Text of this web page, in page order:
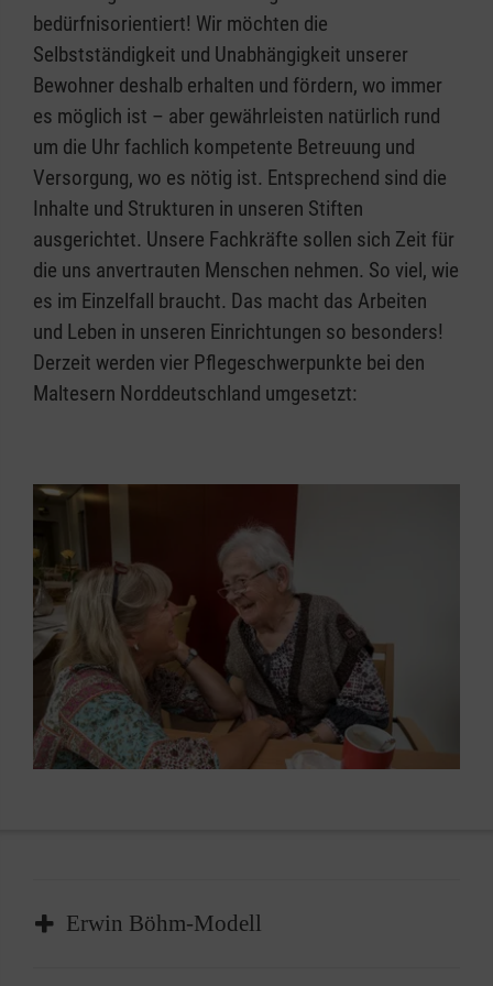
bedürfnisorientiert! Wir möchten die
Selbstständigkeit und Unabhängigkeit unserer
Bewohner deshalb erhalten und fördern, wo immer
es möglich ist – aber gewährleisten natürlich rund
um die Uhr fachlich kompetente Betreuung und
Versorgung, wo es nötig ist. Entsprechend sind die
Inhalte und Strukturen in unseren Stiften
ausgerichtet. Unsere Fachkräfte sollen sich Zeit für
die uns anvertrauten Menschen nehmen. So viel, wie
es im Einzelfall braucht. Das macht das Arbeiten
und Leben in unseren Einrichtungen so besonders!
Derzeit werden vier Pflegeschwerpunkte bei den
Maltesern Norddeutschland umgesetzt:
Erwin Böhm-Modell